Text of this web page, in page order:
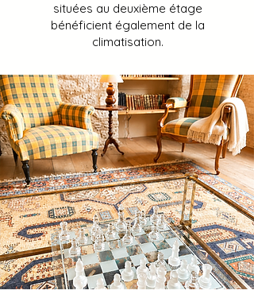
situées au deuxième étage
bénéficient également de la
climatisation.